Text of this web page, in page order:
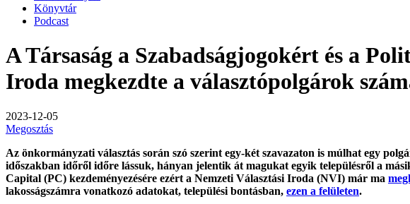
Könyvtár
Podcast
A Társaság a Szabadságjogokért és a
Iroda megkezdte a választópolgárok
2023-12-05
Megosztás
Az önkormányzati választás során szó szerint egy-két szavazaton is múlhat egy
időszakban időről időre lássuk, hányan jelentik át magukat egyik településről a
Capital (PC) kezdeményezésére ezért a Nemzeti Választási Iroda (NVI) már ma
lakosságszámra vonatkozó adatokat, települési bontásban, ezen a felületen.